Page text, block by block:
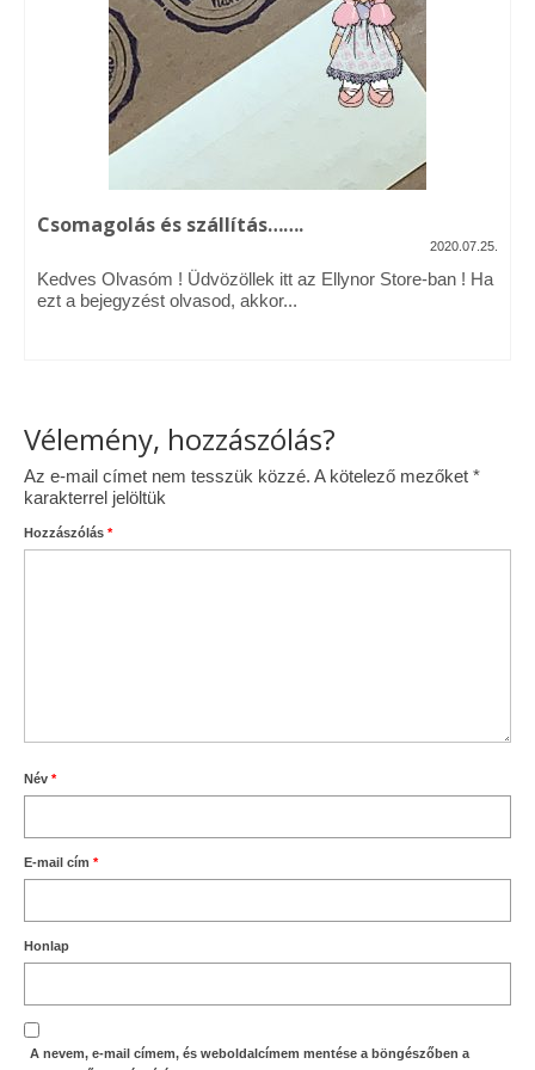
Vásárok, ahol velem is találkozhattál…
Alapanyagok, kellékek
A termékek tisztítása
Ellynor története
Adatkezelési tájékoztató
Általános Szerződési Feltételek
Csomagolás és szállítás…….
2020.07.25.
Kedves Olvasóm ! Üdvözöllek itt az Ellynor Store-ban ! Ha
ezt a bejegyzést olvasod, akkor...
Vélemény, hozzászólás?
Az e-mail címet nem tesszük közzé. A kötelező mezőket *
karakterrel jelöltük
Hozzászólás *
Név *
E-mail cím *
Honlap
A nevem, e-mail címem, és weboldalcímem mentése a böngészőben a